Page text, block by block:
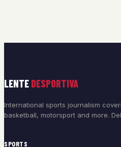
LENTE DESPORTIVA
International sports journalism
basketball, motorsport and more.
SPORTS